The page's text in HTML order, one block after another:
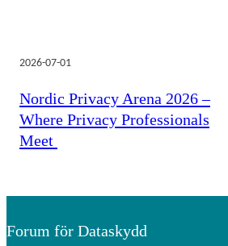
2026-07-01
Nordic Privacy Arena 2026 –
Where Privacy Professionals
Meet
Forum för Dataskydd